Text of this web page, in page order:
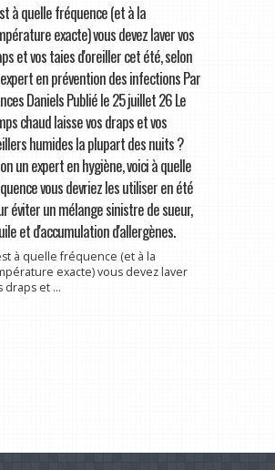
à quelle fréquence (et à la
exacte) vous devez laver vos
et vos taies d'oreiller cet été, selon
en prévention des infections Par
Daniels Publié le 25 juillet 26 Le
chaud laisse vos draps et vos
humides la plupart des nuits ?
un expert en hygiène, voici à quelle
vous devriez les utiliser en été
éviter un mélange sinistre de sueur,
et d'accumulation d'allergènes.
à quelle fréquence (et à la
exacte) vous devez laver
draps et ...